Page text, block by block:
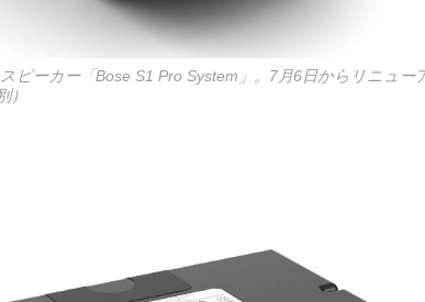
ピーカー「Bose S1 Pro System」。7月6日からリニュー
）